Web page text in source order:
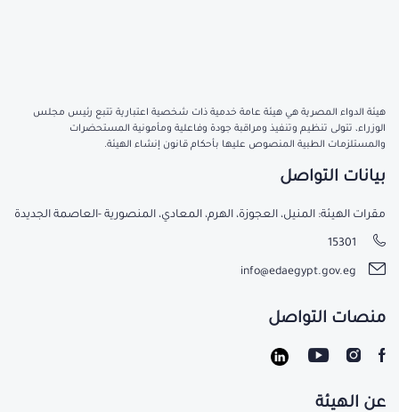
هيئة الدواء المصرية هي هيئة عامة خدمية ذات شخصية اعتبارية تتبع رئيس مجلس
الوزراء، تتولى تنظيم وتنفيذ ومراقبة جودة وفاعلية ومأمونية المستحضرات
والمستلزمات الطبية المنصوص عليها بأحكام قانون إنشاء الهيئة.
عن الهيئة
بيانات التواصل
مقرات الهيئة: المنيل، العجوزة، الهرم، المعادي، المنصورية -العاصمة الجديدة
15301
info@edaegypt.gov.eg
منصات التواصل